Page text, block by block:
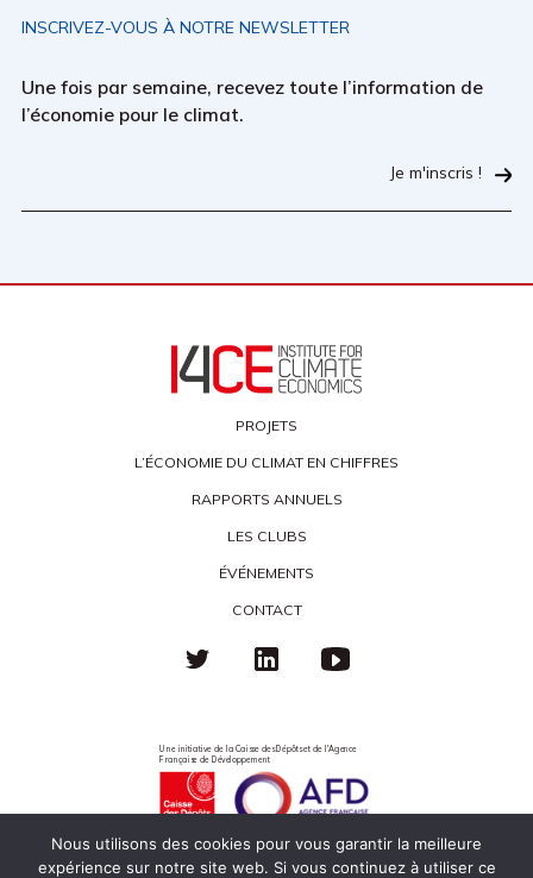
INSCRIVEZ-VOUS À NOTRE NEWSLETTER
Une fois par semaine, recevez toute l’information de
l’économie pour le climat.
Je m'inscris !
PROJETS
L’ÉCONOMIE DU CLIMAT EN CHIFFRES
RAPPORTS ANNUELS
LES CLUBS
ÉVÉNEMENTS
CONTACT
Politique de confidentialité
Mentions légales
Une initiative de la Caisse des Dépôts et de l'Agence
Française de Développement
Nous utilisons des cookies pour vous garantir la meilleure
expérience sur notre site web. Si vous continuez à utiliser ce